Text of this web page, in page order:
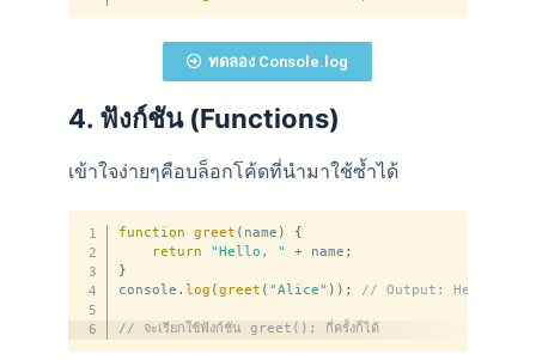
ทดลอง Console.log
4. ฟังก์ชัน (Functions)
เข้าใจง่ายๆคือบล็อกโค้ดที่นำมาใช้ซ้ำได้
function greet ( name )
{
return
"Hello, " + name ;
}
console . log ( greet ( "Alice" ) ) ; // Output: Hello,
// จะเรียกใช้ฟังก์ชัน greet(); กี่ครั้งก็ได้